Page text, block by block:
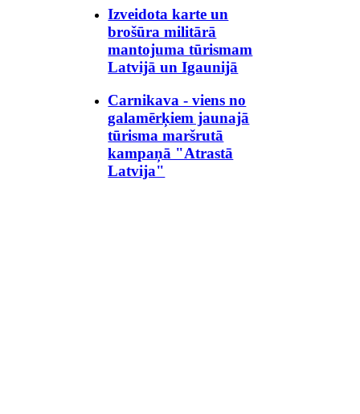
Izveidota karte un
brošūra militārā
mantojuma tūrismam
Latvijā un Igaunijā
Carnikava - viens no
galamērķiem jaunajā
tūrisma maršrutā
kampaņā "Atrastā
Latvija"